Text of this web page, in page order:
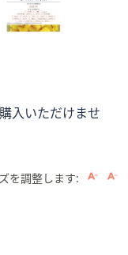
入いただけませ
を調整します: